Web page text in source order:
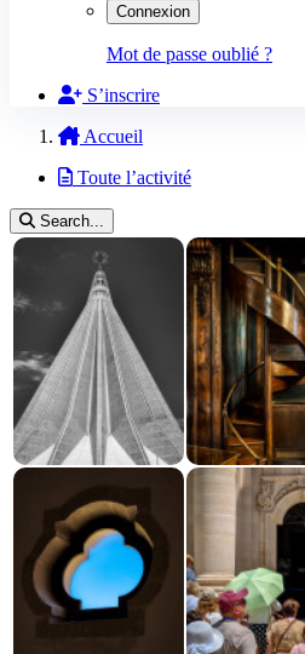
Connexion
Mot de passe oublié ?
S’inscrire
Accueil
Toute l’activité
Search...